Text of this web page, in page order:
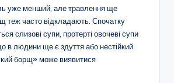
уже менший, але травлення ще
теж часто відкладають. Спочатку
слизові супи, протерті овочеві супи
в людини ще є здуття або нестійкий
борщ» може виявитися